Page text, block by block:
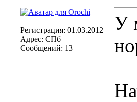
Регистрация: 01.03.2012
Адрес: СПб
Сообщений: 13
У